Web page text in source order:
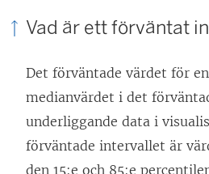
Vad är ett förväntat
Det förväntade värdet för
medianvärdet i det
underliggande data i
förväntade intervallet är
den 15:e och 85:e